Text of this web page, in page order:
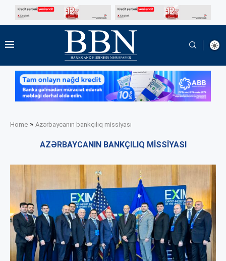
Home » Azərbaycanın bankçılıq missiyası
AZƏRBAYCANIN BANKÇILIQ MISSIYASI